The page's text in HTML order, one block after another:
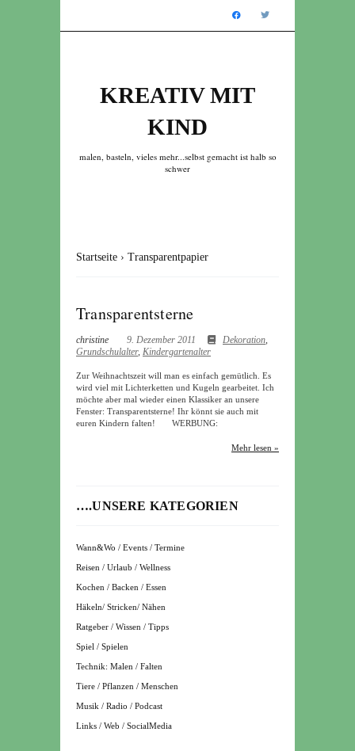
KREATIV MIT
KIND
malen, basteln, vieles mehr...selbst gemacht ist halb so
schwer
Startseite › Transparentpapier
Transparentsterne
christine 9. Dezember 2011 Dekoration,
Grundschulalter, Kindergartenalter
Zur Weihnachtszeit will man es einfach gemütlich. Es
wird viel mit Lichterketten und Kugeln gearbeitet. Ich
möchte aber mal wieder einen Klassiker an unsere
Fenster: Transparentsterne! Ihr könnt sie auch mit
euren Kindern falten! WERBUNG:
Mehr lesen »
….UNSERE KATEGORIEN
Wann&Wo / Events / Termine
Reisen / Urlaub / Wellness
Kochen / Backen / Essen
Häkeln/ Stricken/ Nähen
Ratgeber / Wissen / Tipps
Spiel / Spielen
Technik: Malen / Falten
Tiere / Pflanzen / Menschen
Musik / Radio / Podcast
Links / Web / SocialMedia